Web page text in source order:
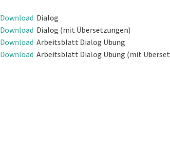
Download Dialog
Download Dialog (mit Übersetzungen)
Download Arbeitsblatt Dialog Übung
Download Arbeitsblatt Dialog Übung (mit